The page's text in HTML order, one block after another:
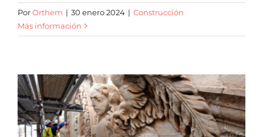
PorOrthem | 30 enero 2024 | Construcción
Más información